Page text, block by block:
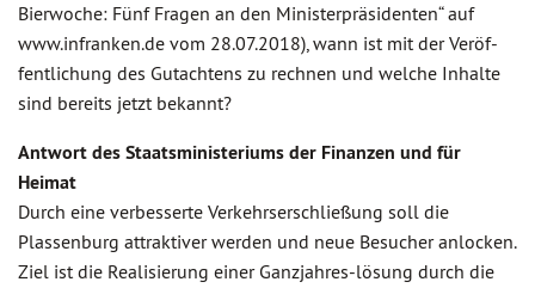
Bierwoche: Fünf Fragen an den Ministerpräsidenten“ auf
www.infranken.de vom 28.07.2018), wann ist mit der Veröf-
fentlichung des Gutachtens zu rechnen und welche Inhalte
sind bereits jetzt bekannt?
Antwort des Staatsministeriums der Finanzen und für
Heimat
Durch eine verbesserte Verkehrserschließung soll die
Plassenburg attraktiver werden und neue Besucher anlocken.
Ziel ist die Realisierung einer Ganzjahres-lösung durch die